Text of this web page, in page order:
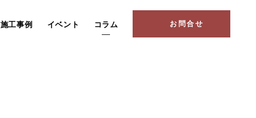
施工事例 イベント コラム お問合せ